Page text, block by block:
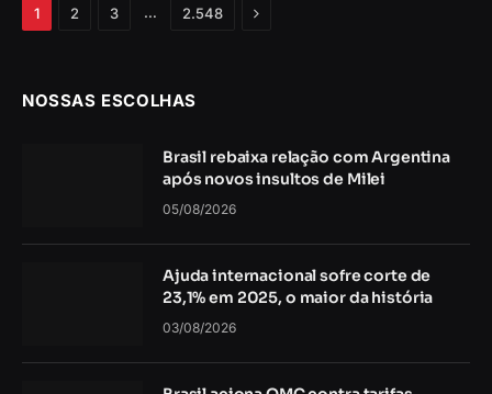
1 2 3 … 2.548 Próximo
NOSSAS ESCOLHAS
Brasil rebaixa relação com Argentina
após novos insultos de Milei
05/08/2026
Ajuda internacional sofre corte de
23,1% em 2025, o maior da história
03/08/2026